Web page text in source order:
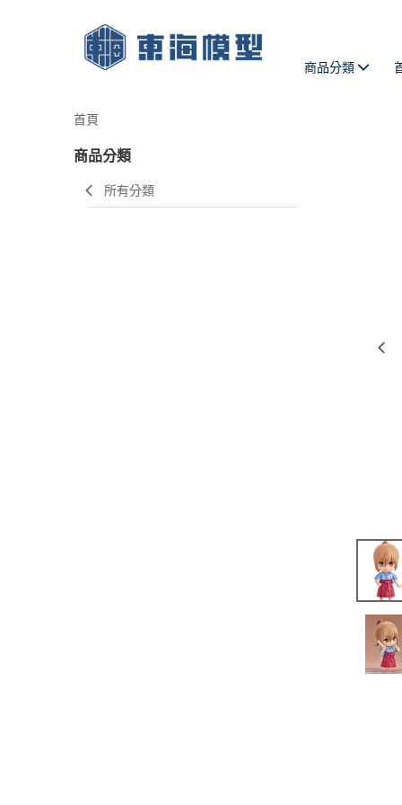
商品分類
首頁
商品分類
所有分類